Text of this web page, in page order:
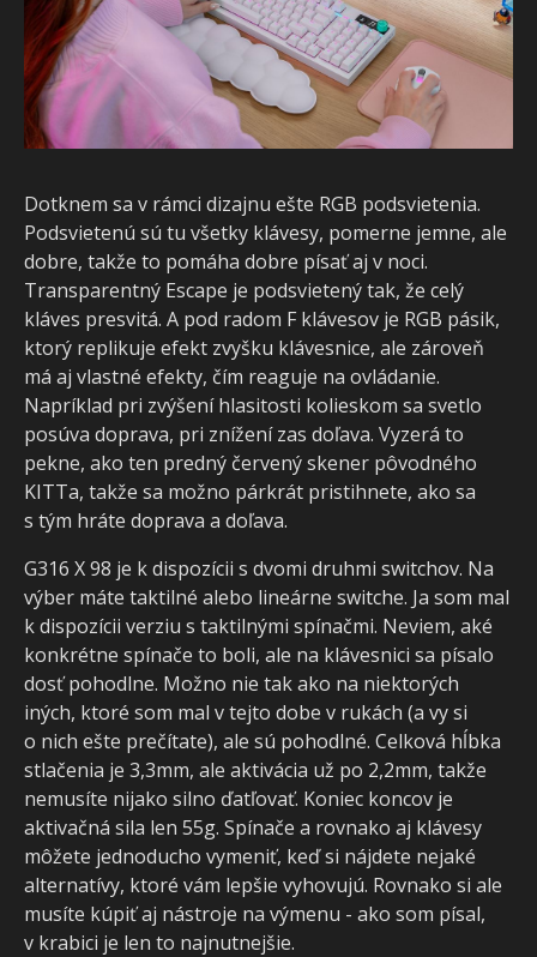
Dotknem sa v rámci dizajnu ešte RGB podsvietenia.
Podsvietenú sú tu všetky klávesy, pomerne jemne, ale
dobre, takže to pomáha dobre písať aj v noci.
Transparentný Escape je podsvietený tak, že celý
kláves presvitá. A pod radom F klávesov je RGB pásik,
ktorý replikuje efekt zvyšku klávesnice, ale zároveň
má aj vlastné efekty, čím reaguje na ovládanie.
Napríklad pri zvýšení hlasitosti kolieskom sa svetlo
posúva doprava, pri znížení zas doľava. Vyzerá to
pekne, ako ten predný červený skener pôvodného
KITTa, takže sa možno párkrát pristihnete, ako sa
s tým hráte doprava a doľava.
G316 X 98 je k dispozícii s dvomi druhmi switchov. Na
výber máte taktilné alebo lineárne switche. Ja som mal
k dispozícii verziu s taktilnými spínačmi. Neviem, aké
konkrétne spínače to boli, ale na klávesnici sa písalo
dosť pohodlne. Možno nie tak ako na niektorých
iných, ktoré som mal v tejto dobe v rukách (a vy si
o nich ešte prečítate), ale sú pohodlné. Celková hĺbka
stlačenia je 3,3mm, ale aktivácia už po 2,2mm, takže
nemusíte nijako silno ďatľovať. Koniec koncov je
aktivačná sila len 55g. Spínače a rovnako aj klávesy
môžete jednoducho vymeniť, keď si nájdete nejaké
alternatívy, ktoré vám lepšie vyhovujú. Rovnako si ale
musíte kúpiť aj nástroje na výmenu - ako som písal,
v krabici je len to najnutnejšie.